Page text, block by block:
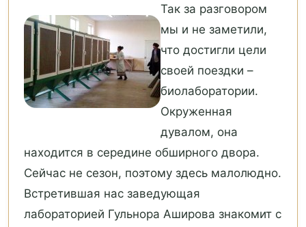
Так за разговором
мы и не заметили,
что достигли цели
своей поездки –
биолаборатории.
Окруженная
дувалом, она
находится в середине обширного двора.
Сейчас не сезон, поэтому здесь малолюдно.
Встретившая нас заведующая
лабораторией Гульнора Аширова знакомит с